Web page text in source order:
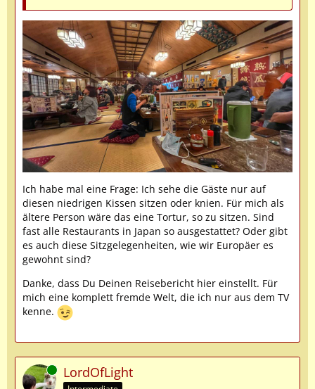
Ich habe mal eine Frage: Ich sehe die Gäste nur auf
diesen niedrigen Kissen sitzen oder knien. Für mich als
ältere Person wäre das eine Tortur, so zu sitzen. Sind
fast alle Restaurants in Japan so ausgestattet? Oder gibt
es auch diese Sitzgelegenheiten, wie wir Europäer es
gewohnt sind?
Danke, dass Du Deinen Reisebericht hier einstellt. Für
mich eine komplett fremde Welt, die ich nur aus dem TV
kenne.
Online LordOfLight